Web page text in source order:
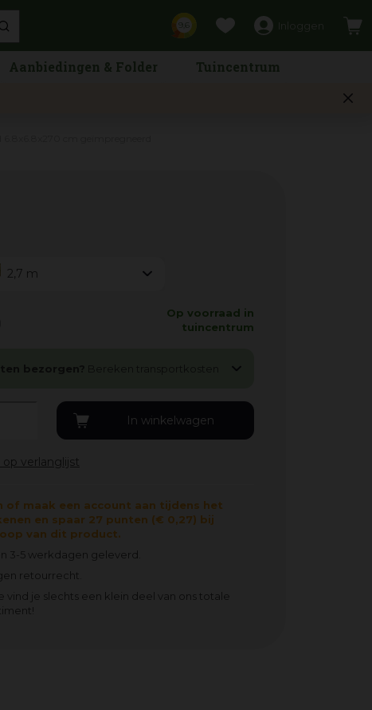
Aanbiedingen & Folder Tuincentrum
2,7 m
Op voorraad in
tuincentrum
of maak een account aan tijdens het
en spaar 27 punten (€ 0,27) bij
van dit product.
3-5 werkdagen geleverd.
retourrecht.
vind je slechts een klein deel van ons totale